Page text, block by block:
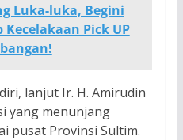
Luka-luka, Begini
Pick UP
lanjut Ir. H. Amirudin
yang menunjang
pusat Provinsi Sultim.